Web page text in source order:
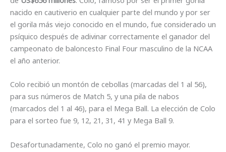
nacido en cautiverio en cualquier parte del mundo y por ser
el gorila más viejo conocido en el mundo, fue considerado un
psíquico después de adivinar correctamente el ganador del
campeonato de baloncesto Final Four masculino de la NCAA
el año anterior.
Colo recibió un montón de cebollas (marcadas del 1 al 56),
para sus números de Match 5, y una pila de nabos
(marcados del 1 al 46), para el Mega Ball. La elección de Colo
para el sorteo fue 9, 12, 21, 31, 41 y Mega Ball 9.
Desafortunadamente, Colo no ganó el premio mayor.